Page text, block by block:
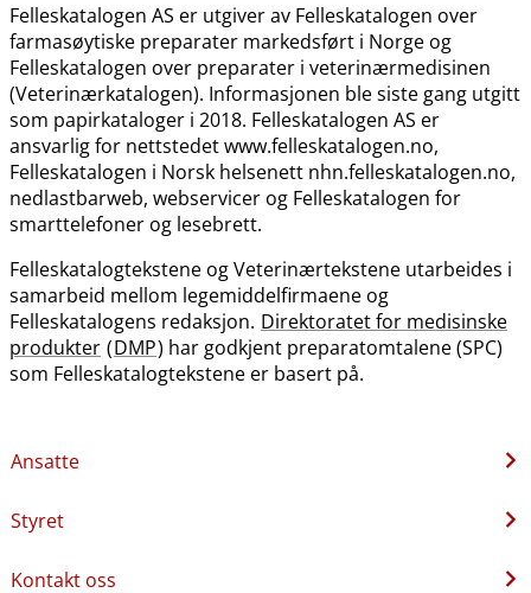
Felleskatalogen AS er utgiver av Felleskatalogen over
farmasøytiske preparater markedsført i Norge og
Felleskatalogen over preparater i veterinærmedisinen
(Veterinærkatalogen). Informasjonen ble siste gang utgitt
som papirkataloger i 2018. Felleskatalogen AS er
ansvarlig for nettstedet www.felleskatalogen.no,
Felleskatalogen i Norsk helsenett nhn.felleskatalogen.no,
nedlastbarweb, webservicer og Felleskatalogen for
smarttelefoner og lesebrett.
Felleskatalogtekstene og Veterinærtekstene utarbeides i
samarbeid mellom legemiddelfirmaene og
Felleskatalogens redaksjon. Direktoratet for medisinske
produkter (DMP) har godkjent preparatomtalene (SPC)
som Felleskatalogtekstene er basert på.
Ansatte
Styret
Kontakt oss